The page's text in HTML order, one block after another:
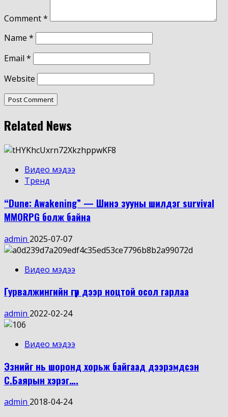
Comment*
Name *
Email *
Website
Related News
Видео мэдээ
Тренд
“Dune: Awakening” — Шинэ зууны шилдэг survival
MMORPG болж байна
admin 2025-07-07
Видео мэдээ
Гурвалжингийн гүүр дээр ноцтой осол гарлаа
admin 2022-02-24
Видео мэдээ
Эзнийг нь шоронд хорьж байгаад дээрэмдсэн
С.Баярын хэрэг….
admin 2018-04-24